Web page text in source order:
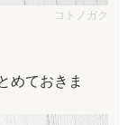
コトノガク
めておきま